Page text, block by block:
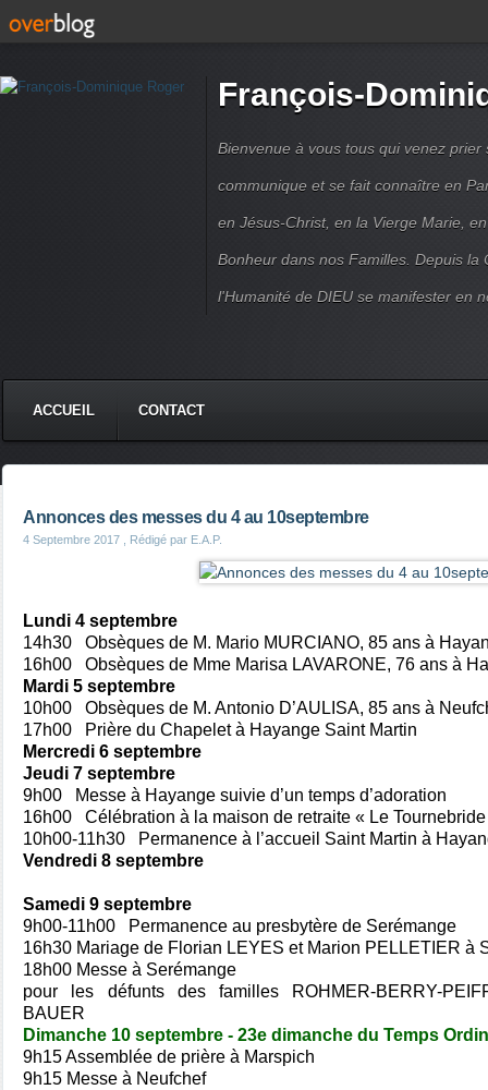
François-
Bienvenue à vous tous qui venez prier
communique et se fait connaître en
en Jésus-Christ, en la Vierge Marie,
Bonheur dans nos Familles. Depuis la
l'Humanité de DIEU se manifester en
ACCUEIL CONTACT
Annonces des messes du 4 au 10septembre
4 Septembre 2017 , Rédigé par E.A.P.
Lundi 4 septembre
14h30 Obsèques de M. Mario MURCIANO, 85 ans à
16h00 Obsèques de Mme Marisa LAVARONE, 76 ans à
Mardi 5 septembre
10h00 Obsèques de M. Antonio D’AULISA, 85 ans à
17h00 Prière du Chapelet à Hayange Saint Martin
Mercredi 6 septembre
Jeudi 7 septembre
9h00 Messe à Hayange suivie d’un temps d’adoration
16h00 Célébration à la maison de retraite « Le
10h00-11h30 Permanence à l’accueil Saint Martin à
Vendredi 8 septembre
Samedi 9 septembre
9h00-11h00 Permanence au presbytère de Serémange
16h30 Mariage de Florian LEYES et Marion PELLETIER à
18h00 Messe à Serémange
pour les défunts des familles ROHMER-BERRY-
BAUER
Dimanche 10 septembre - 23e dimanche du Temps
9h15 Assemblée de prière à Marspich
9h15 Messe à Neufchef